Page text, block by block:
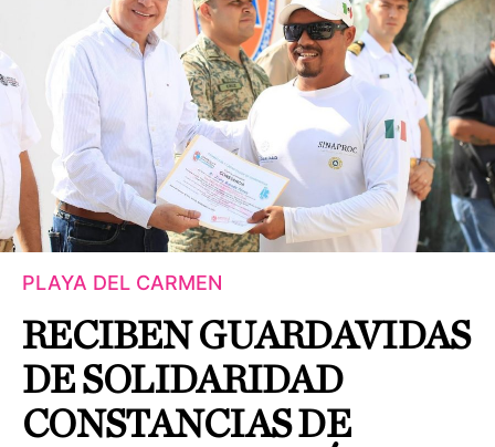
PLAYA DEL CARMEN
RECIBEN GUARDAVIDAS
DE SOLIDARIDAD
CONSTANCIAS DE